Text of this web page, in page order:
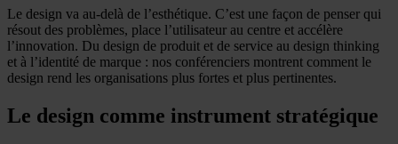
Le design va au-delà de l’esthétique. C’est une façon de penser qui
résout des problèmes, place l’utilisateur au centre et accélère
l’innovation. Du design de produit et de service au design thinking
et à l’identité de marque : nos conférenciers montrent comment le
design rend les organisations plus fortes et plus pertinentes.
Le design comme instrument stratégique